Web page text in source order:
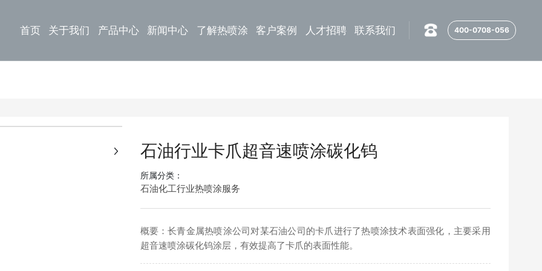
首页 关于我们 产品中心 新闻中心 了解热喷涂 客户案例 人才招聘 联系我们 400-0708-056
石油行业卡爪超音速喷涂碳化钨
所属分类：
石油化工行业热喷涂服务
概要：长青金属热喷涂公司对某石油公司的卡爪进行了热喷涂技术表面强化，主要采用
超音速喷涂碳化钨涂层，有效提高了卡爪的表面性能。